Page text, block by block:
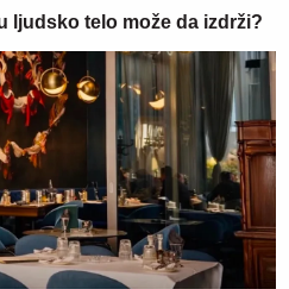
ljudsko telo može da izdrži?